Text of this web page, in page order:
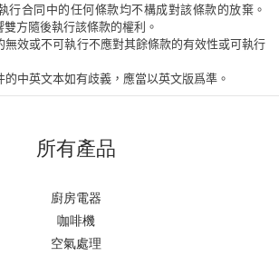
行合同中的任何條款均不構成對該條款的放棄。
方隨後執行該條款的權利。
無效或不可執行不應對其餘條款的有效性或可執行
的中英文本如有歧義，應當以英文版爲準。
所有產品
廚房電器
咖啡機
空氣處理